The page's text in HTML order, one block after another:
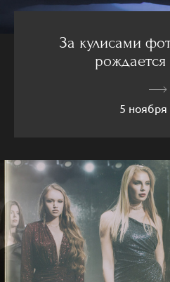
За кулисами
5 ноября